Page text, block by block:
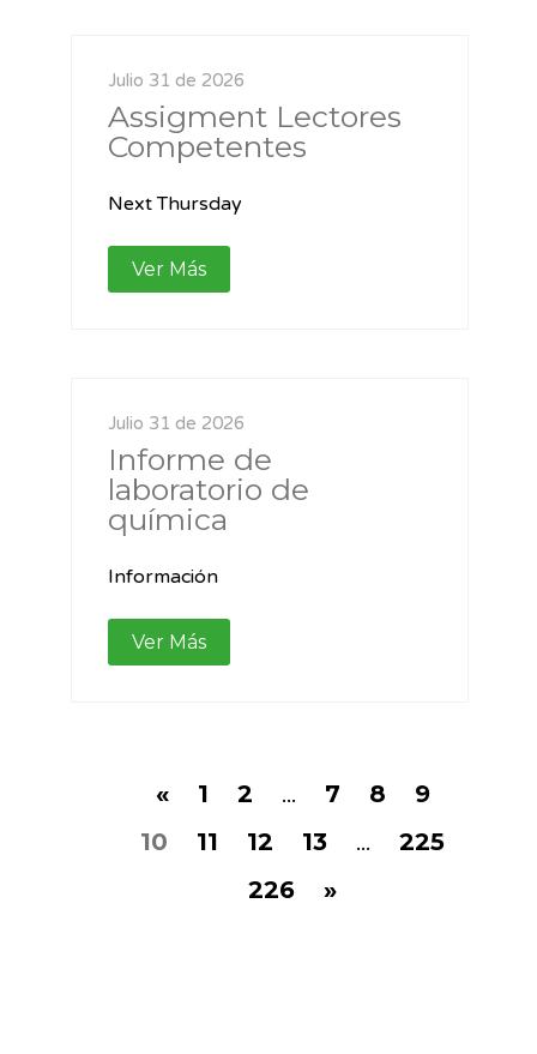
Julio 31 de 2026
Assigment Lectores
Competentes
Next Thursday
Ver Más
Julio 31 de 2026
Informe de
laboratorio de
química
Información
Ver Más
« 1 2 ... 7 8
9
10
11 12 13 ...
225
226
»